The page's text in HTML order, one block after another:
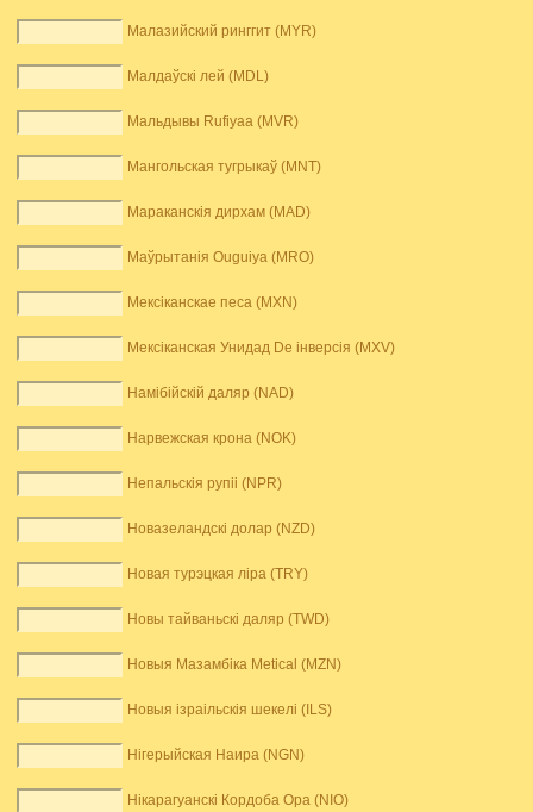
Малазийский ринггит (MYR)
Малдаўскі лей (MDL)
Мальдывы Rufiyaa (MVR)
Мангольская тугрыкаў (MNT)
Мараканскія дирхам (MAD)
Маўрытанія Ouguiya (MRO)
Мексіканскае песа (MXN)
Мексіканская Унидад De інверсія (MXV)
Намібійскій даляр (NAD)
Нарвежская крона (NOK)
Непальскія рупіі (NPR)
Новазеландскі долар (NZD)
Новая турэцкая ліра (TRY)
Новы тайваньскі даляр (TWD)
Новыя Мазамбіка Metical (MZN)
Новыя ізраільскія шекелі (ILS)
Нігерыйская Наира (NGN)
Нікарагуанскі Кордоба Ора (NIO)